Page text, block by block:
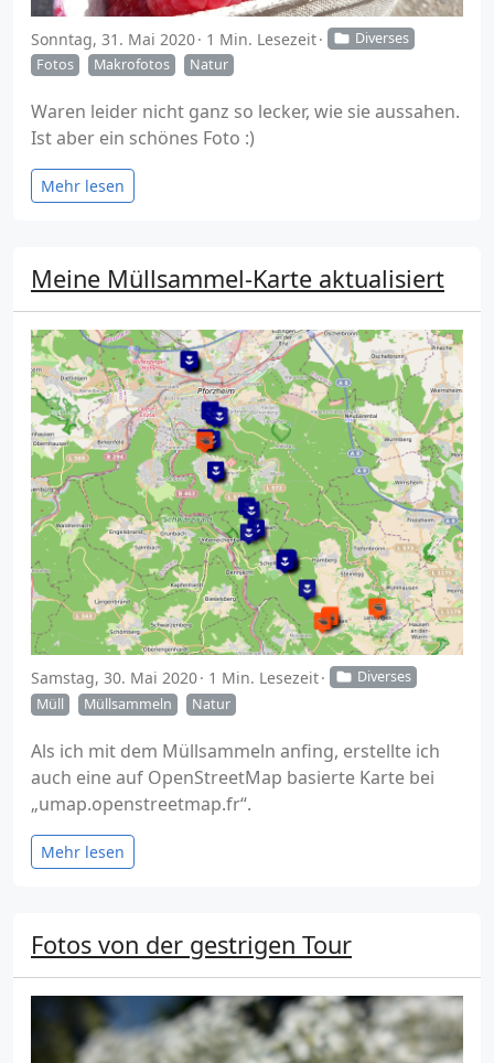
Sonntag, 31. Mai 2020 1 Min. Lesezeit
Diverses
Fotos
Makrofotos Natur
Waren leider nicht ganz so lecker, wie sie aussahen.
Ist aber ein schönes Foto :)
Mehr lesen
Meine Müllsammel-Karte aktualisiert
Samstag, 30. Mai 2020 1 Min. Lesezeit
Diverses
Müll
Müllsammeln Natur
Als ich mit dem Müllsammeln anfing, erstellte ich
auch eine auf OpenStreetMap basierte Karte bei
„umap.openstreetmap.fr“.
Mehr lesen
Fotos von der gestrigen Tour